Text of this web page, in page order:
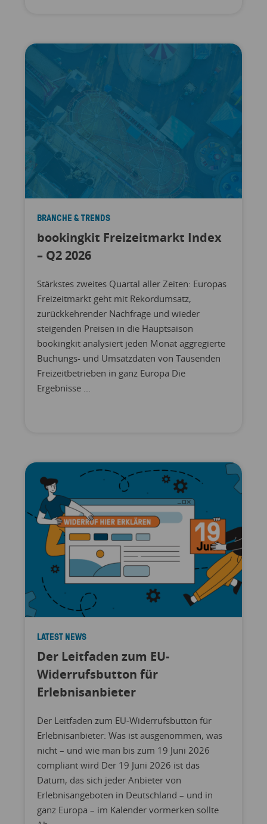
BRANCHE & TRENDS
bookingkit Freizeitmarkt Index
– Q2 2026
Stärkstes zweites Quartal aller Zeiten: Europas
Freizeitmarkt geht mit Rekordumsatz,
zurückkehrender Nachfrage und wieder
steigenden Preisen in die Hauptsaison
bookingkit analysiert jeden Monat aggregierte
Buchungs- und Umsatzdaten von Tausenden
Freizeitbetrieben in ganz Europa Die
Ergebnisse ...
LATEST NEWS
Der Leitfaden zum EU-
Widerrufsbutton für
Erlebnisanbieter
Der Leitfaden zum EU-Widerrufsbutton für
Erlebnisanbieter: Was ist ausgenommen, was
nicht – und wie man bis zum 19 Juni 2026
compliant wird Der 19 Juni 2026 ist das
Datum, das sich jeder Anbieter von
Erlebnisangeboten in Deutschland – und in
ganz Europa – im Kalender vormerken sollte